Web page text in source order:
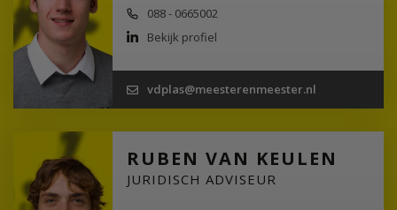
088 - 0665002
Bekijk profiel
vdplas@meesterenmeester.nl
RUBEN VAN KEULEN
JURIDISCH ADVISEUR